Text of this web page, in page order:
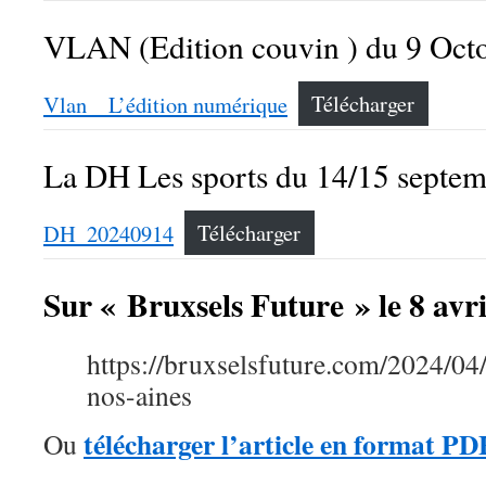
VLAN (Edition couvin ) du 9
Vlan _ L’édition numérique Télécharger
La DH Les sports du 14/15
DH_20240914 Télécharger
Sur « Bruxsels Future » le 8
https://bruxselsfuture.com/2024/
nos-aines
Ou télécharger l’article en format